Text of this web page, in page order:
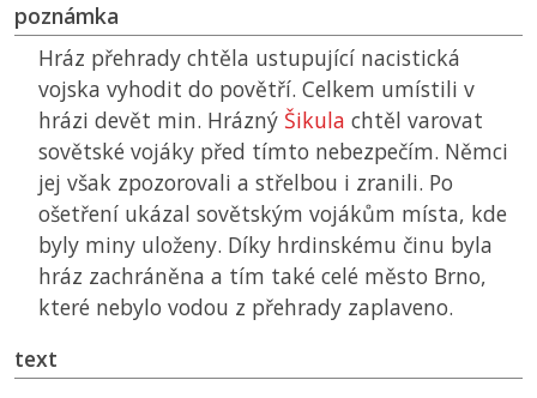
poznámka
Hráz přehrady chtěla ustupující nacistická
vojska vyhodit do povětří. Celkem umístili v
hrázi devět min. Hrázný Šikula chtěl varovat
sovětské vojáky před tímto nebezpečím. Němci
jej však zpozorovali a střelbou i zranili. Po
ošetření ukázal sovětským vojákům místa, kde
byly miny uloženy. Díky hrdinskému činu byla
hráz zachráněna a tím také celé město Brno,
které nebylo vodou z přehrady zaplaveno.
text